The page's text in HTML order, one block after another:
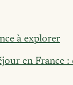
à explorer
en France :